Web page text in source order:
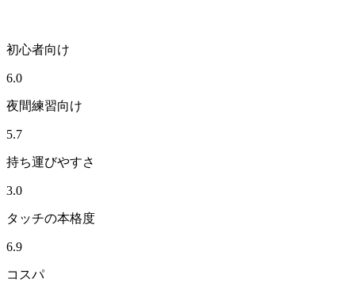
初心者向け
6.0
夜間練習向け
5.7
持ち運びやすさ
3.0
タッチの本格度
6.9
コスパ